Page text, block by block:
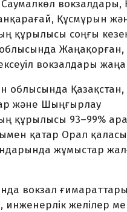
вокзалдары,
Құсмұрын
құрылысы соңғы
Жаңақорған,
вокзалдары
облысында Қазақстан,
және Шыңғырлау
құрылысы 93–99%
қатар Орал
жұмыстар
вокзал
желілер